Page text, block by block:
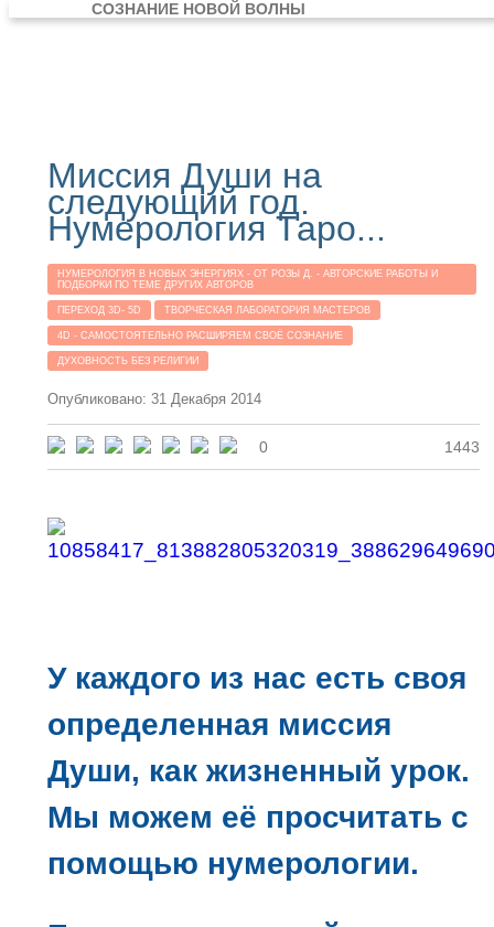
СОЗНАНИЕ НОВОЙ ВОЛНЫ
Миссия Души на
следующий год.
Нумерология Таро...
НУМЕРОЛОГИЯ В НОВЫХ ЭНЕРГИЯХ - ОТ РОЗЫ Д. - АВТОРСКИЕ РАБОТЫ И
ПОДБОРКИ ПО ТЕМЕ ДРУГИХ АВТОРОВ
ПЕРЕХОД 3D- 5D ТВОРЧЕСКАЯ ЛАБОРАТОРИЯ МАСТЕРОВ
4D - САМОСТОЯТЕЛЬНО РАСШИРЯЕМ СВОЁ СОЗНАНИЕ
ДУХОВНОСТЬ БЕЗ РЕЛИГИИ
Опубликовано: 31 Декабря 2014
0 1443
У каждого из нас есть своя
определенная миссия
Души, как жизненный урок.
Мы можем её просчитать с
помощью нумерологии.